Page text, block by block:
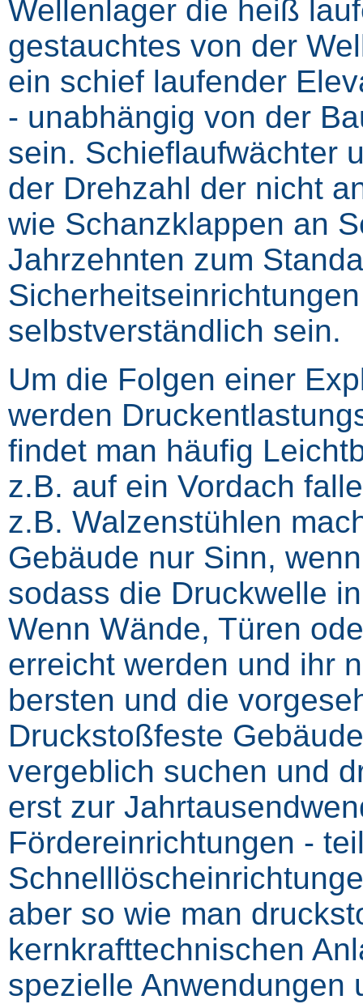
Wellenlager die heiß
gestauchtes von der
ein schief laufender
‑ unabhängig von der
sein. Schieflaufwächter
der Drehzahl der nicht
wie Schanzklappen an
Jahrzehnten zum
selbstverständlich sein.
Um die Folgen einer
werden
findet man häufig
z.B. auf ein Vordach
z.B. Walzenstühlen
Gebäude nur Sinn,
sodass die Druckwelle
Wenn Wände, Türen
erreicht werden und ihr
bersten und die
Druckstoßfeste
vergeblich suchen und
erst zur
Fördereinrichtungen ‑
aber so wie man
kernkrafttechnischen
spezielle Anwendungen